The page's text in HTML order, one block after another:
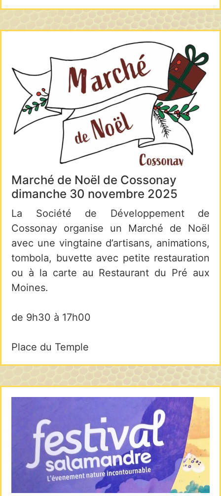
Marché de Noël de Cossonay
dimanche 30 novembre 2025
La Société de Développement de
Cossonay organise un Marché de Noël
avec une vingtaine d’artisans, animations,
tombola, buvette avec petite restauration
ou à la carte au Restaurant du Pré aux
Moines.
de 9h30 à 17h00
Place du Temple